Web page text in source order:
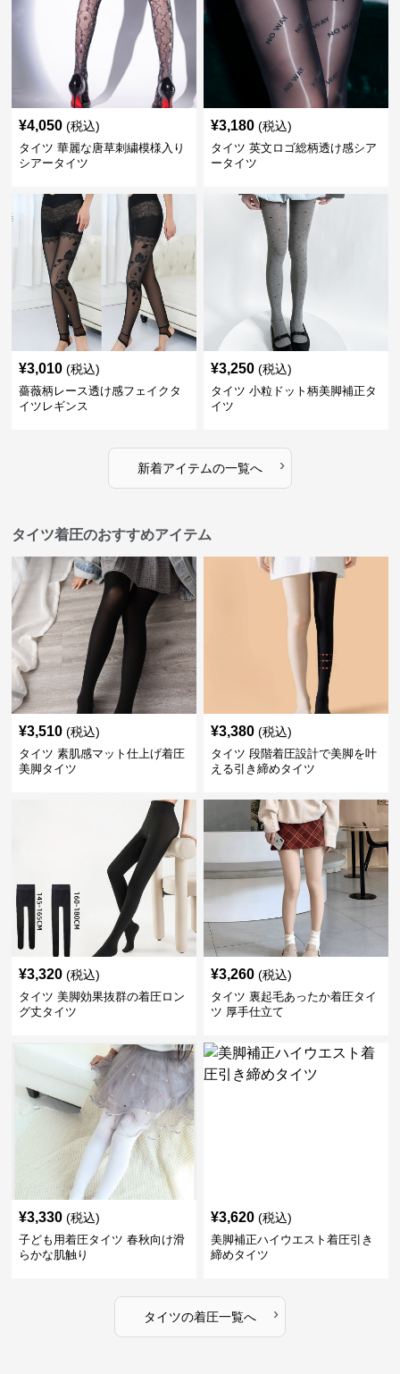
¥4,050 (税込)
タイツ 華麗な唐草刺繍模様入り
シアータイツ
¥3,180 (税込)
タイツ 英文ロゴ総柄透け感シア
ータイツ
¥3,010 (税込)
薔薇柄レース透け感フェイクタ
イツレギンス
¥3,250 (税込)
タイツ 小粒ドット柄美脚補正タ
イツ
新着アイテムの一覧へ ›
タイツ着圧のおすすめアイテム
¥3,510 (税込)
タイツ 素肌感マット仕上げ着圧
美脚タイツ
¥3,380 (税込)
タイツ 段階着圧設計で美脚を叶
える引き締めタイツ
¥3,320 (税込)
タイツ 美脚効果抜群の着圧ロン
グ丈タイツ
¥3,260 (税込)
タイツ 裏起毛あったか着圧タイ
ツ 厚手仕立て
¥3,330 (税込)
子ども用着圧タイツ 春秋向け滑
らかな肌触り
¥3,620 (税込)
美脚補正ハイウエスト着圧引き
締めタイツ
タイツの着圧一覧へ ›